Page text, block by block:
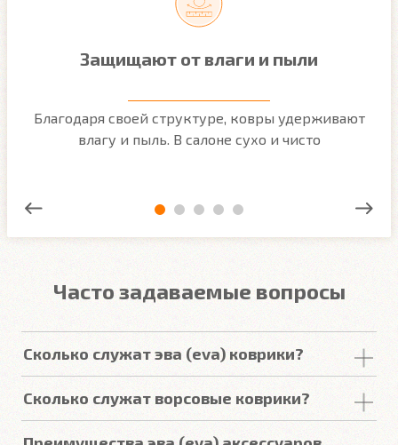
Защищают от влаги и пыли
Благодаря своей структуре, ковры удерживают
влагу и пыль. В салоне сухо и чисто
Часто задаваемые вопросы
Сколько служат эва (eva) коврики?
покрытий изЕВА в среднем составляет 2-3
.
Сколько служат ворсовые коврики?